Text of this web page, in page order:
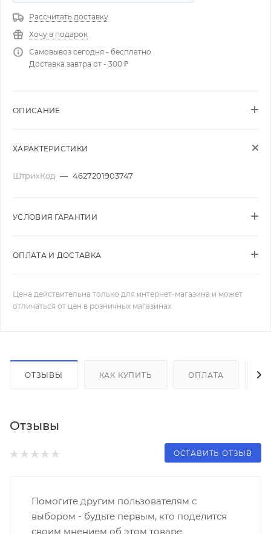
Рассчитать доставку
Хочу в подарок
Самовывоз сегодня - бесплатно
Доставка завтра от - 300 ₽
ОПИСАНИЕ
ХАРАКТЕРИСТИКИ
ШтрихКод — 4627201903747
УСЛОВИЯ ГАРАНТИИ
ОПЛАТА И ДОСТАВКА
Цена действительна только для интернет-магазина и может
отличаться от цен в розничных магазинах
ОТЗЫВЫ КАК КУПИТЬ ОПЛАТА
Отзывы
ОСТАВИТЬ ОТЗЫВ
Помогите другим пользователям с
выбором - будьте первым, кто поделится
своим мнением об этом товаре